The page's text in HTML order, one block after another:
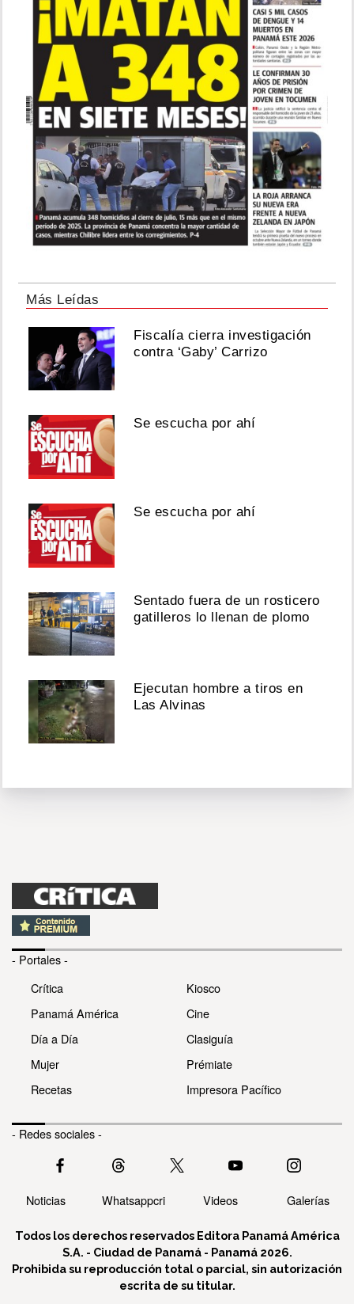
Más Leídas
Fiscalía cierra investigación
contra ‘Gaby’ Carrizo
Se escucha por ahí
Se escucha por ahí
Sentado fuera de un rosticero
gatilleros lo llenan de plomo
Ejecutan hombre a tiros en
Las Alvinas
- Portales -
Crítica
Panamá América
Día a Día
Mujer
Recetas
Kiosco
Cine
Clasiguía
Prémiate
Impresora Pacífico
- Redes sociales -
Noticias Whatsappcri Videos Galerías
Todos los derechos reservados Editora Panamá América
S.A. - Ciudad de Panamá - Panamá 2026.
Prohibida su reproducción total o parcial, sin autorización
escrita de su titular.